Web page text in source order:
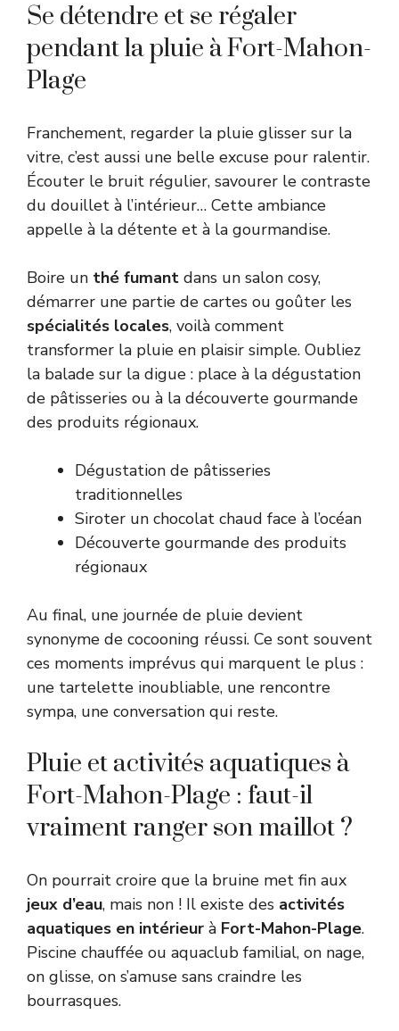
Se détendre et se régaler
pendant la pluie à Fort-Mahon-
Plage
Franchement, regarder la pluie glisser sur la
vitre, c’est aussi une belle excuse pour ralentir.
Écouter le bruit régulier, savourer le contraste
du douillet à l’intérieur… Cette ambiance
appelle à la détente et à la gourmandise.
Boire un thé fumant dans un salon cosy,
démarrer une partie de cartes ou goûter les
spécialités locales, voilà comment
transformer la pluie en plaisir simple. Oubliez
la balade sur la digue : place à la dégustation
de pâtisseries ou à la découverte gourmande
des produits régionaux.
Dégustation de pâtisseries
traditionnelles
Siroter un chocolat chaud face à l’océan
Découverte gourmande des produits
régionaux
Au final, une journée de pluie devient
synonyme de cocooning réussi. Ce sont souvent
ces moments imprévus qui marquent le plus :
une tartelette inoubliable, une rencontre
sympa, une conversation qui reste.
Pluie et activités aquatiques à
Fort-Mahon-Plage : faut-il
vraiment ranger son maillot ?
On pourrait croire que la bruine met fin aux
jeux d’eau, mais non ! Il existe des activités
aquatiques en intérieur à Fort-Mahon-Plage.
Piscine chauffée ou aquaclub familial, on nage,
on glisse, on s’amuse sans craindre les
bourrasques.